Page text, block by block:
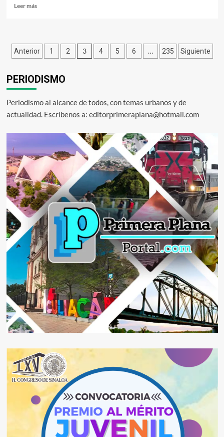
Leer másLeer
Paola
Gárate
policías
locales
para
la
confianza
ciudadana
Paginación
entradas
Anterior 1 2 3 4 5 6 … 235 Siguiente
PERIODISMO
Periodismo al alcance de todos, con temas urbanos y de
actualidad. Escríbenos a: editorprimeraplana@hotmail.com